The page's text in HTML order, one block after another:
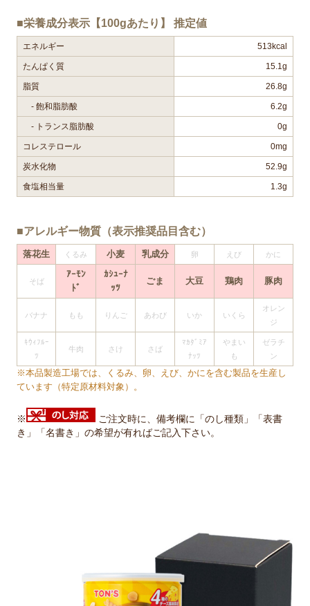
■栄養成分表示【100gあたり】 推定値
エネルギー 513kcal
たんぱく質 15.1g
脂質 26.8g
- 飽和脂肪酸 6.2g
- トランス脂肪酸 0g
コレステロール 0mg
炭水化物 52.9g
食塩相当量 1.3g
■アレルギー物質（表示推奨品目含む）
落花生 くるみ 小麦 乳成分 卵 えび かに
そば
ｱｰﾓﾝ
ﾄﾞ
ｶｼｭｰﾅ
ｯﾂ
ごま 大豆 鶏肉 豚肉
バナナ もも りんご あわび いか いくら
オレン
ジ
ｷｳｨﾌﾙｰ
ﾂ
牛肉 さけ さば
ﾏｶﾀﾞﾐｱ
ﾅｯﾂ
やまい
も
ゼラチ
ン
※本品製造工場では、くるみ、卵、えび、かにを含む製品を生産し
ています（特定原材料対象）。
※
ご注文時に、備考欄に「のし種類」「表書
き」「名書き」の希望が有ればご記入下さい。